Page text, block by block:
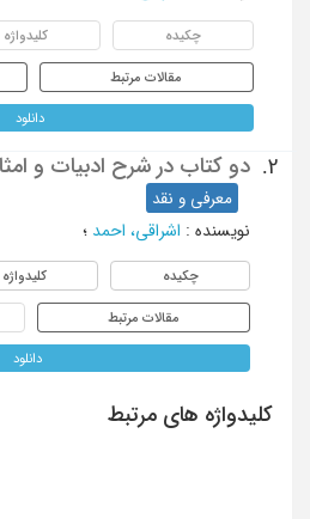
چکیده کلیدواژه
مقالات مرتبط
دانلود
2. دو کتاب در شرح ادبیات و
معرفی و نقد
نویسنده : اشراقی، احمد ؛
چکیده کلیدواژه
مقالات مرتبط
دانلود
کلیدواژه های مرتبط